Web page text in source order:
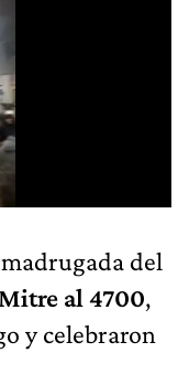
del
al 4700,
y celebraron